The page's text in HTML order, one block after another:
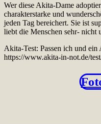
Wer diese Akita-Dame
charakterstarke und
jeden Tag bereichert. Sie ist
liebt die Menschen sehr- nicht
Akita-Test: Passen ich und ein
https://www.akita-in-not.de/